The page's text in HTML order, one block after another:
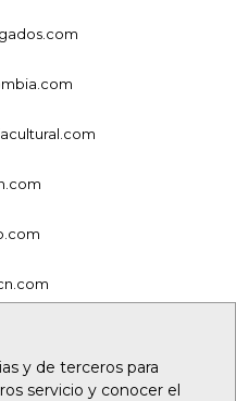
y de terceros para
servicio y conocer el